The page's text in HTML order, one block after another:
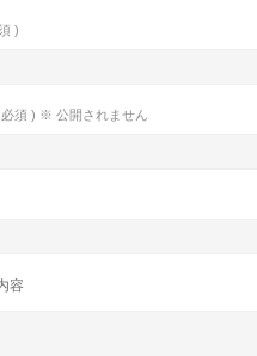
)
須 ) ※ 公開されません
容